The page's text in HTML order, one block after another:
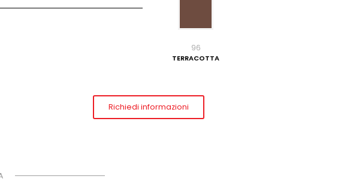
96
TERRACOTTA
Richiedi informazioni